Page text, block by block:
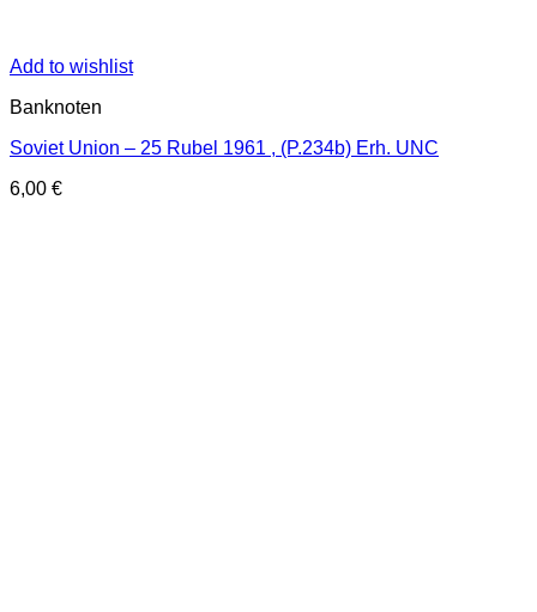
Add to wishlist
Banknoten
Soviet Union – 25 Rubel 1961 , (P.234b) Erh. UNC
6,00 €